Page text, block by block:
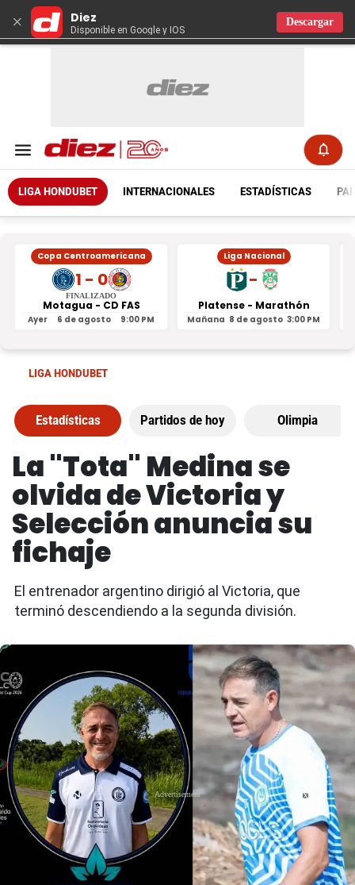
× Diez
Disponible en Google y IOS
Descargar
LIGA HONDUBET INTERNACIONALES ESTADÍSTICAS
Copa Centroamericana
1 - 0
FINALIZADO
Motagua - CD FAS
Ayer 6 de agosto 9:00 PM
Liga Nacional
-
Platense - Marathón
Mañana 8 de agosto 3:00 PM
LIGA HONDUBET
Estadísticas Partidos de hoy Olimpia
La "Tota" Medina se
olvida de Victoria y
Selección anuncia su
fichaje
El entrenador argentino dirigió al Victoria, que
terminó descendiendo a la segunda división.
X